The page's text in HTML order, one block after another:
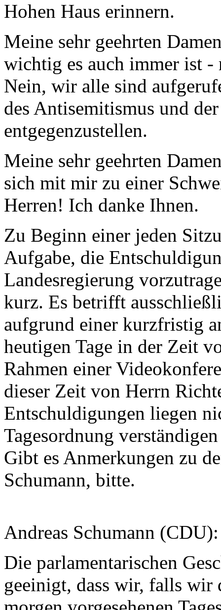
Hohen Haus erinnern.
Meine sehr geehrten
wichtig es auch immer ist
Nein, wir alle sind
des Antisemitismus und
entgegenzustellen.
Meine sehr geehrten
sich mit mir zu einer
Herren! Ich danke Ihnen.
Zu Beginn einer jeden
Aufgabe, die
Landesregierung
kurz. Es betrifft
aufgrund einer kurzfristig
heutigen Tage in der Zeit
Rahmen einer
dieser Zeit von Herrn
Entschuldigungen liegen
Tagesordnung
Gibt es Anmerkungen zu
Schumann, bitte.
Andreas Schumann (CDU):
Die parlamentarischen
geeinigt, dass wir, falls